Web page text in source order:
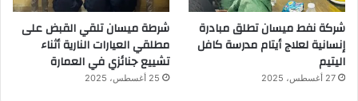
شركة نفط ميسان تطلق مبادرة
إنسانية لعلاج أيتام مدرسة كافل
اليتيم
27 أغسطس، 2025
شرطة ميسان تلقي القبض على
مطلقي العيارات النارية أثناء
تشييع جنائزي في العمارة
25 أغسطس، 2025